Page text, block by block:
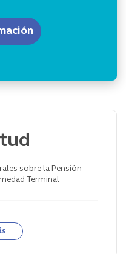
sobre la Pensión
Terminal